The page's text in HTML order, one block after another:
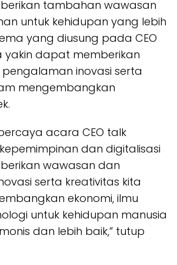
tambahan wawasan
untuk kehidupan yang lebih
yang diusung pada CEO
yakin dapat memberikan
inovasi serta
mengembangkan
acara CEO talk
dan digitalisasi
wawasan dan
serta kreativitas kita
ekonomi, ilmu
untuk kehidupan manusia
dan lebih baik,” tutup